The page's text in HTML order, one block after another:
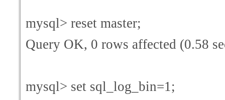
mysql> reset master;
Query OK, 0 rows affected (0.58
mysql> set sql_log_bin=1;